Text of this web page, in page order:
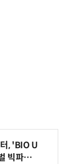
, 'BIO U
빅파마